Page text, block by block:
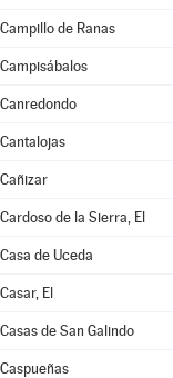
Campillo de Ranas
Campisábalos
Canredondo
Cantalojas
Cañizar
Cardoso de la Sierra, El
Casa de Uceda
Casar, El
Casas de San Galindo
Caspueñas